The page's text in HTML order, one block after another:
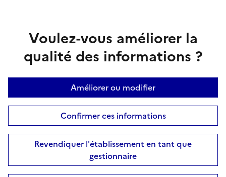
Voulez-vous améliorer la
qualité des informations ?
Améliorer ou modifier
Confirmer ces informations
Revendiquer l'établissement en tant que
gestionnaire